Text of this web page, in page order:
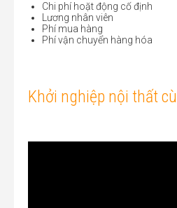
Chi phí hoặt động cố định
Lương nhân viên
Phí mua hàng
Phí vận chuyển hàng hóa
Khởi nghiệp nội thất